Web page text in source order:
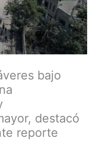
bajo
destacó
reporte